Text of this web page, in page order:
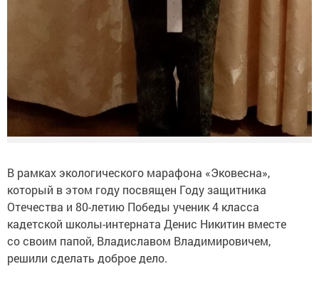
В рамках экологического марафона «Эковесна»,
который в этом году посвящен Году защитника
Отечества и 80-летию Победы ученик 4 класса
кадетской школы-интерната Денис Никитин вместе
со своим папой, Владиславом Владимировичем,
решили сделать доброе дело.